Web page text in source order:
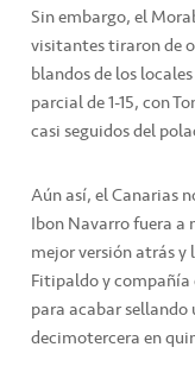
Sin embargo, el
visitantes tiraron de
blandos de los
parcial de 1-15, con
casi seguidos del
Aún así, el Canarias
Ibon Navarro fuera a
mejor versión atrás y
Fitipaldo y
para acabar sellando
decimotercera en